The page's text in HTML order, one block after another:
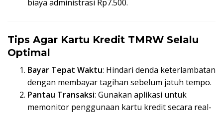
biaya administrasi Rp7.500.
Tips Agar Kartu Kredit TMRW Selalu
Optimal
Bayar Tepat Waktu: Hindari denda keterlambatan
dengan membayar tagihan sebelum jatuh tempo.
Pantau Transaksi: Gunakan aplikasi untuk
memonitor penggunaan kartu kredit secara real-